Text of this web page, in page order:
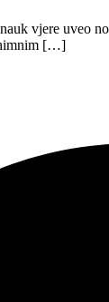
vjere uveo
[…]